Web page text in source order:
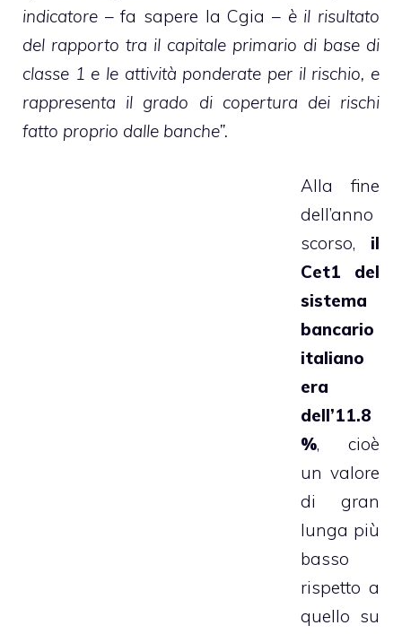
indicatore – fa sapere la Cgia – è il risultato
del rapporto tra il capitale primario di base di
classe 1 e le attività ponderate per il rischio, e
rappresenta il grado di copertura dei rischi
fatto proprio dalle banche”.
Alla fine
dell’anno
scorso, il
Cet1 del
sistema
bancario
italiano
era
dell’11.8
%, cioè
un valore
di gran
lunga più
basso
rispetto a
quello su